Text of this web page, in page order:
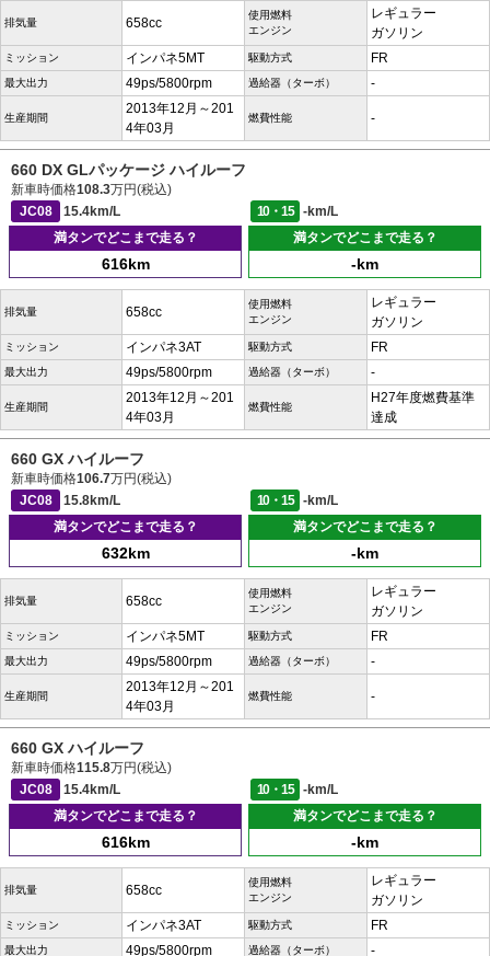
排気量 658cc
使用燃料
エンジン
レギュラー
ガソリン
ミッション インパネ5MT 駆動方式 FR
最大出力 49ps/5800rpm 過給器（ターボ） -
生産期間
2013年12月～201
4年03月
燃費性能 -
660 DX GLパッケージ ハイルーフ
新車時価格108.3万円(税込)
JC08
15.4km/L 10・15
-km/L
満タンでどこまで走る？
616km
満タンでどこまで走る？
-km
排気量 658cc
使用燃料
エンジン
レギュラー
ガソリン
ミッション インパネ3AT 駆動方式 FR
最大出力 49ps/5800rpm 過給器（ターボ） -
生産期間
2013年12月～201
4年03月
燃費性能
H27年度燃費基準
達成
660 GX ハイルーフ
新車時価格106.7万円(税込)
JC08
15.8km/L 10・15
-km/L
満タンでどこまで走る？
632km
満タンでどこまで走る？
-km
排気量 658cc
使用燃料
エンジン
レギュラー
ガソリン
ミッション インパネ5MT 駆動方式 FR
最大出力 49ps/5800rpm 過給器（ターボ） -
生産期間
2013年12月～201
4年03月
燃費性能 -
660 GX ハイルーフ
新車時価格115.8万円(税込)
JC08
15.4km/L 10・15
-km/L
満タンでどこまで走る？
616km
満タンでどこまで走る？
-km
排気量 658cc
使用燃料
エンジン
レギュラー
ガソリン
ミッション インパネ3AT 駆動方式 FR
最大出力 49ps/5800rpm 過給器（ターボ） -